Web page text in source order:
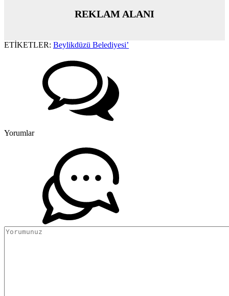
REKLAM ALANI
ETİKETLER: Beylikdüzü Belediyesi’
Yorumlar